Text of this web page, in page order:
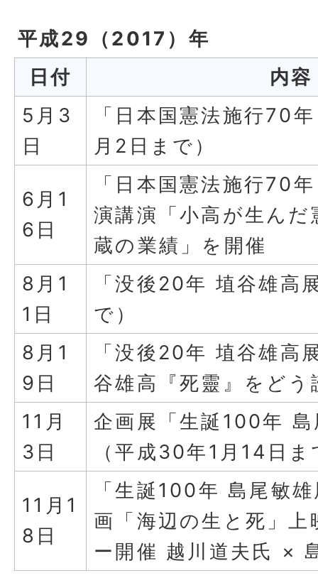
平成29（2017）年
日付
内容
5月3
日
「日本国憲法施行70
月2日まで）
6月1
6日
「日本国憲法施行70
演講演「小高が生ん
蔵の業績」を開催
8月1
1日
「没後20年 埴谷雄高
で）
8月1
9日
「没後20年 埴谷雄高
谷雄高『死靈』をど
11月
3日
企画展「生誕100年
（平成30年1月14日ま
11月1
8日
「生誕100年 島尾敏
画「海辺の生と死」
ー開催 越川道夫氏 ×